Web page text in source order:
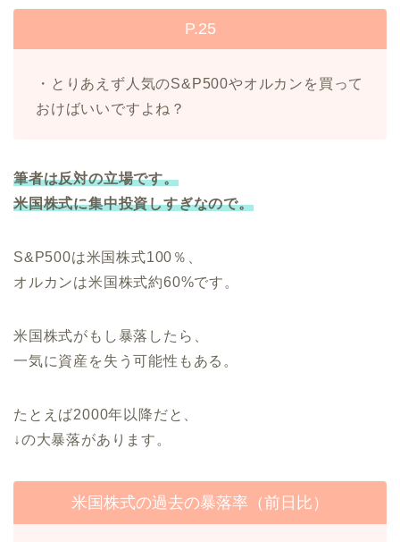
P.25
・とりあえず人気のS&P500やオルカンを買って
おけばいいですよね？
筆者は反対の立場です。
米国株式に集中投資しすぎなので。
S&P500は米国株式100％、
オルカンは米国株式約60%です。
米国株式がもし暴落したら、
一気に資産を失う可能性もある。
たとえば2000年以降だと、
↓の大暴落があります。
米国株式の過去の暴落率（前日比）